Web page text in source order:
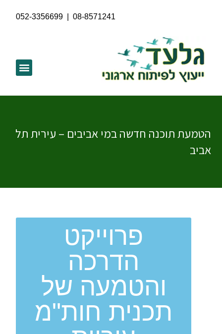
052-3356699 |08-8571241
הטמעת תוכנה חדשה במי אביבים – עירית תל
אביב
פרוייקט
הדרכה
והטמעה של
תכנית חות"מ